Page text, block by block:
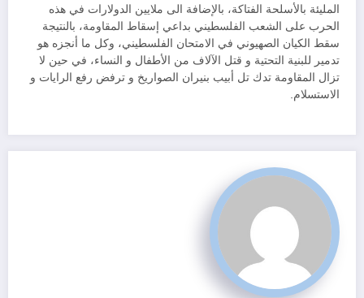
المليئة بالأسلحة الفتاكة، بالإضافة الى ملايين الدولارات في هذه
الحرب على الشعب الفلسطيني بداعي إسقاط المقاومة، بالنتيجة
سقط الكيان الصهيوني في الامتحان الفلسطيني، وكل ما أنجزه هو
تدمير للبنية التحتية و قتل الآلاف من الأطفال و النساء، في حين لا
تزال المقاومة تدك تل أبيب بنيران الصواريخ و ترفض رفع الرايات و
الاستسلام.